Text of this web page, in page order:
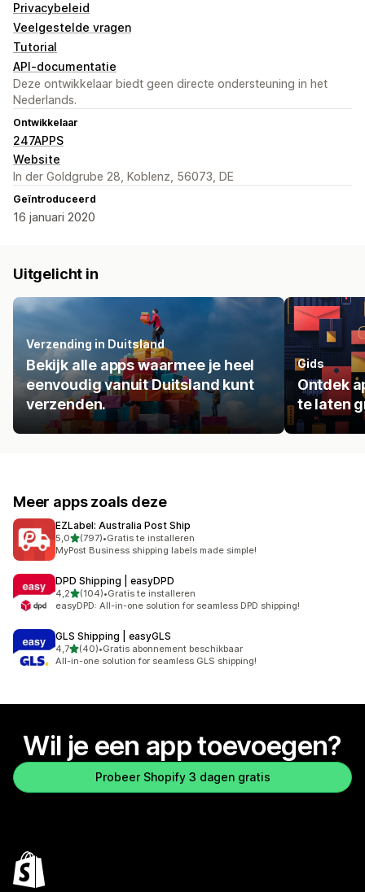
Privacybeleid
Veelgestelde vragen
Tutorial
API-documentatie
Deze ontwikkelaar biedt geen directe ondersteuning in het
Nederlands.
Ontwikkelaar
247APPS
Website
In der Goldgrube 28, Koblenz, 56073, DE
Geïntroduceerd
16 januari 2020
Uitgelicht in
Verzending in Duitsland
Bekijk alle apps waarmee je heel
eenvoudig vanuit Duitsland kunt
verzenden.
Gids
Ontdek
te laten
Meer apps zoals deze
EZLabel: Australia Post Ship
5,0van 5 sterren
(797)
797 recensies in totaal
•Gratis te installeren
MyPost Business shipping labels made simple!
DPD Shipping | easyDPD
4,2van 5 sterren
(104)
104 recensies in totaal
•Gratis te installeren
easyDPD: All-in-one solution for seamless DPD shipping!
GLS Shipping | easyGLS
4,7van 5 sterren
(40)
40 recensies in totaal
•Gratis abonnement beschikbaar
All-in-one solution for seamless GLS shipping!
Wil je een app toevoegen?
Probeer Shopify 3 dagen gratis